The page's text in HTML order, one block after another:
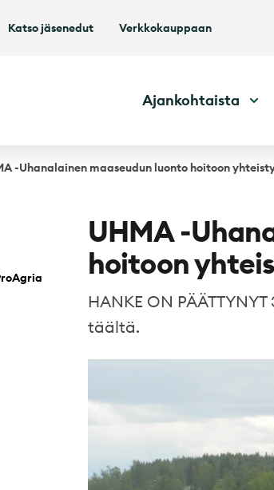
Katso jäsenedut Verkkokauppaan
Ajankohtaista
-Uhanalainen maaseudun luonto hoitoon
UHMA -
hoitoon
HANKE ON
täältä.